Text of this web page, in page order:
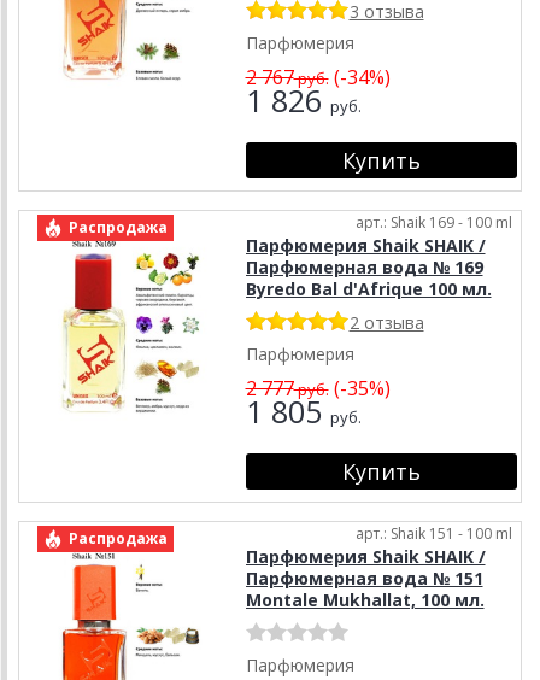
3 отзыва
Парфюмерия
2 767руб.(-34%)
1 826 руб.
Распродажа арт.: Shaik 169 - 100 ml
Парфюмерия Shaik SHAIK /
Парфюмерная вода № 169
Byredo Bal d'Afrique 100 мл.
2 отзыва
Парфюмерия
2 777руб.(-35%)
1 805 руб.
Распродажа арт.: Shaik 151 - 100 ml
Парфюмерия Shaik SHAIK /
Парфюмерная вода № 151
Montale Mukhallat, 100 мл.
Парфюмерия